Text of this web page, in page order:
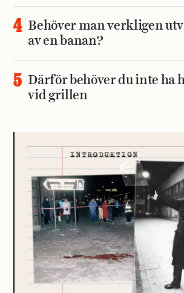
Behöver man verkligen
av en banan?
Därför behöver du inte ha
vid grillen